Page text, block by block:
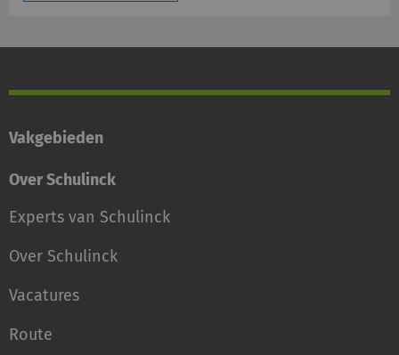
Vakgebieden
Over Schulinck
Experts van Schulinck
Over Schulinck
Vacatures
Route